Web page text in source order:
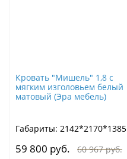
Кровать "Мишель" 1,8 с
мягким изголовьем белый
матовый (Эра мебель)
Габариты: 2142*2170*1385
59 800 руб. 60 967 руб.